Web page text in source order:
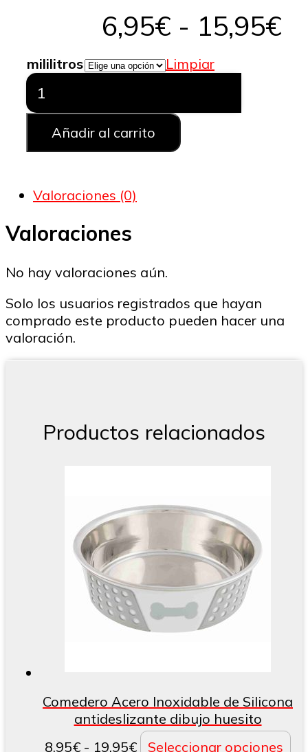
6,95€ - 15,95€
mililitros
Limpiar
Comedero
Acero
Inoxidable
antideslizante
de
huellitas
huesitos
Añadir al carrito
Valoraciones (0)
Valoraciones
No hay valoraciones aún.
Solo los usuarios registrados que hayan
comprado este producto pueden hacer una
valoración.
Productos relacionados
Comedero Acero Inoxidable de Silicona
antideslizante dibujo huesito
8,95€ - 19,95€Rango
Seleccionar opciones